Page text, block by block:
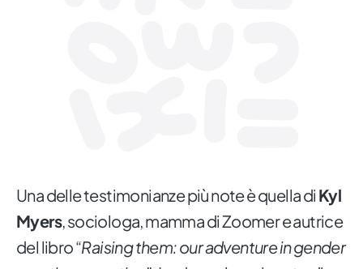
Una delle testimonianze più note è quella di Kyl
Myers, sociologa, mamma di Zoomer e autrice
del libro “Raising them: our adventure in gender